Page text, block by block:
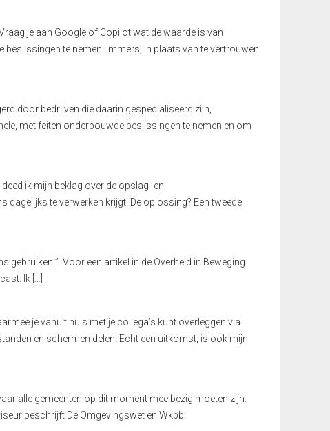
je aan Google of Copilot wat de waarde is van
te nemen. Immers, in plaats van te vertrouwen
door bedrijven die daarin gespecialiseerd zijn,
met feiten onderbouwde beslissingen te nemen en om
ik mijn beklag over de opslag- en
te verwerken krijgt. De oplossing? Een tweede
gebruiken!”. Voor een artikel in de Overheid in Beweging
Ik […]
je vanuit huis met je collega’s kunt overleggen via
en schermen delen. Echt een uitkomst, is ook mijn
alle gemeenten op dit moment mee bezig moeten zijn.
beschrijft De Omgevingswet en Wkpb.